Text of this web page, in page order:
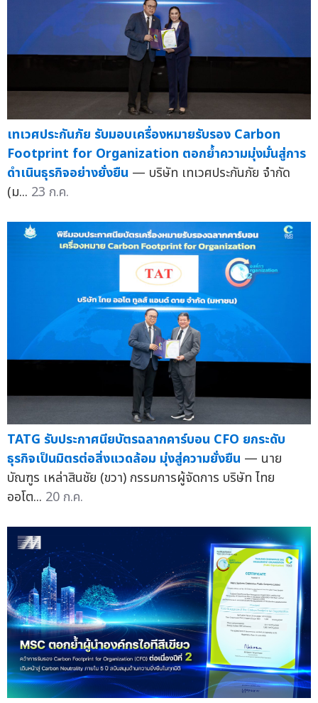
เทเวศประกันภัย รับมอบเครื่องหมายรับรอง Carbon
Footprint for Organization ตอกย้ำความมุ่งมั่นสู่การ
ดำเนินธุรกิจอย่างยั่งยืน — บริษัท เทเวศประกันภัย จำกัด
(ม... 23 ก.ค.
TATG รับประกาศนียบัตรฉลากคาร์บอน CFO ยกระดับ
ธุรกิจเป็นมิตรต่อสิ่งแวดล้อม มุ่งสู่ความยั่งยืน — นาย
บัณฑูร เหล่าสินชัย (ขวา) กรรมการผู้จัดการ บริษัท ไทย
ออโต... 20 ก.ค.